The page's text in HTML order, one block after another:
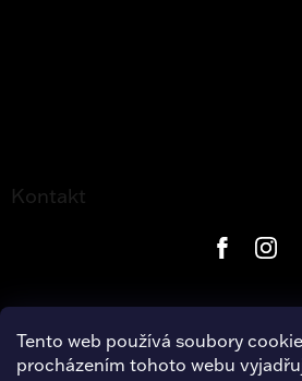
Tento web používá soubory
procházením tohoto webu
Kontakt